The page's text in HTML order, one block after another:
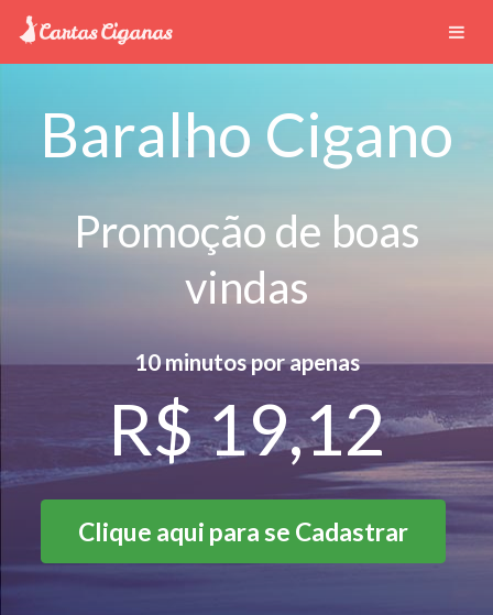
Baralho Cigano
Promoção de boas
vindas
10 minutos por apenas
R$ 19,12
Clique aqui para se Cadastrar